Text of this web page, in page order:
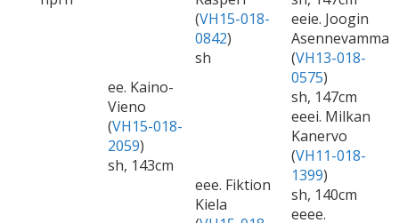
ee. Kaino-
Vieno
(VH15-018-
2059)
sh, 143cm
(VH15-018-
0842)
sh
eeie. Joogin
Asennevamma
(VH13-018-
0575)
sh, 147cm
eee. Fiktion
Kiela
eeei. Milkan
Kanervo
(VH11-018-
1399)
sh, 140cm
eeee.